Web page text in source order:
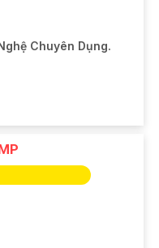
Chuyên Dụng.